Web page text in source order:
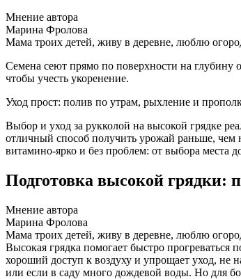
Мнение автора
Марина Фролова
Мама троих детей, живу в деревне, люблю
Семена сеют прямо по поверхности на глубину
чтобы учесть укоренение.
Уход прост: полив по утрам, рыхление и
Выбор и уход за рукколой на высокой грядке
отличный способ получить урожай раньше, чем
витамино-ярко и без проблем: от выбора места
Подготовка высокой грядки:
Мнение автора
Марина Фролова
Мама троих детей, живу в деревне, люблю
Высокая грядка помогает быстро прогреваться
хороший доступ к воздуху и упрощает уход, не
или если в саду много дождевой воды. Но для